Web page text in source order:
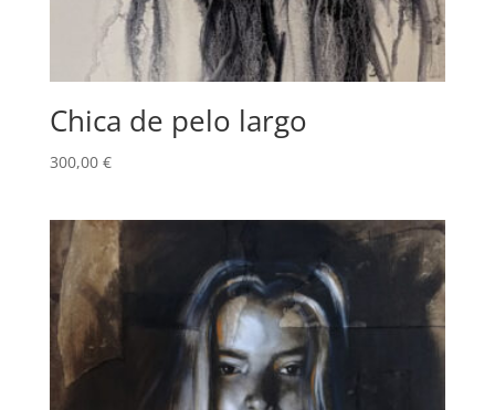
Chica de pelo largo
300,00 €